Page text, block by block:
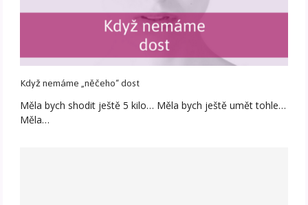
Když nemáme „něčeho“ dost
Měla bych shodit ještě 5 kilo… Měla bych ještě umět tohle…
Měla…